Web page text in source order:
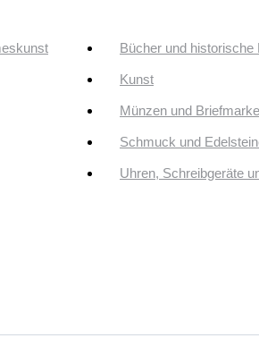
Bücher und historische
Kunst
Münzen und
Schmuck und
Uhren, Schreibgeräte